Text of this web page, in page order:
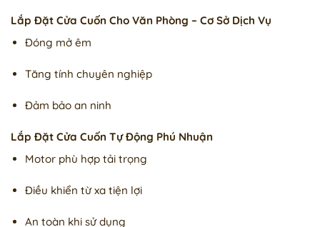
Lắp Đặt Cửa Cuốn Cho Văn Phòng – Cơ Sở Dịch Vụ
Đóng mở êm
Tăng tính chuyên nghiệp
Đảm bảo an ninh
Lắp Đặt Cửa Cuốn Tự Động Phú Nhuận
Motor phù hợp tải trọng
Điều khiển từ xa tiện lợi
An toàn khi sử dụng